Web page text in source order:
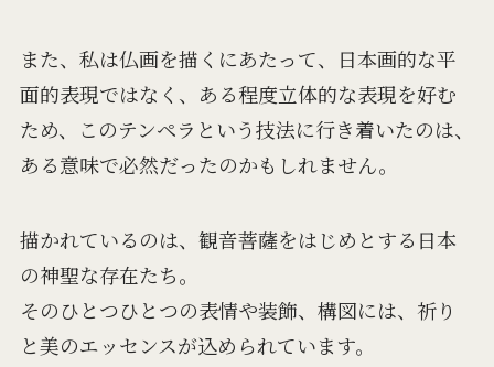
また、私は仏画を描くにあたって、日本画的な平
面的表現ではなく、ある程度立体的な表現を好む
ため、このテンペラという技法に行き着いたのは、
ある意味で必然だったのかもしれません。
描かれているのは、観音菩薩をはじめとする日本
の神聖な存在たち。
そのひとつひとつの表情や装飾、構図には、祈り
と美のエッセンスが込められています。